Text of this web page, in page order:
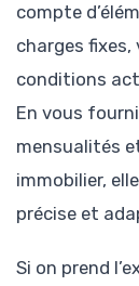
compte
charges
conditions
En vous
mensualités
immobilier,
précise et
Si on prend